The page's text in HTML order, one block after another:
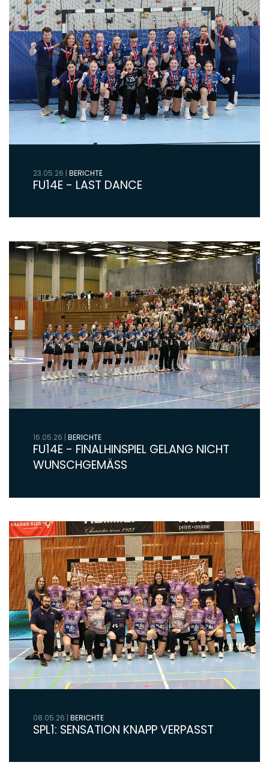
23.05.26 | BERICHTE
FU14E - LAST DANCE
16.05.26 BERICHTE
FU14E - FINALHINSPIEL GELANG NICHT
WUNSCHGEMÄSS
08.05.26 | BERICHTE
SPL1: SENSATION KNAPP VERPASST